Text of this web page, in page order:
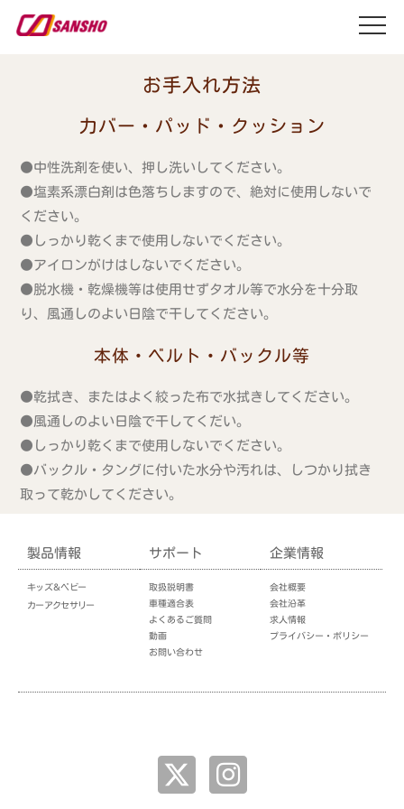
お手入れ方法
力バー・パッド・クッション
●中性洗剤を使い、押し洗いしてください。
●塩素系漂白剤は色落ちしますので、絶対に使用しないで
ください。
●しっかり乾くまで使用しないでください。
●アイロンがけはしないでください。
●脱水機・乾燥機等は使用せずタオル等で水分を十分取
り、風通しのよい日陰で干してください。
本体・ベルト・バックル等
●乾拭き、またはよく絞った布で水拭きしてください。
●風通しのよい日陰で干してくだい。
●しっかり乾くまで使用しないでください。
●バックル・タングに付いた水分や汚れは、しつかり拭き
取って乾かしてください。
製品情報
キッズ＆ベビー
カーアクセサリー
サポート
取扱説明書
車種適合表
よくあるご質問
動画
お問い合わせ
企業情報
会社概要
会社沿革
求人情報
プライバシー・ポリシー